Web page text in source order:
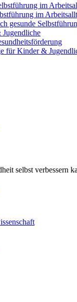
im
im
gesunde
für Kinder &
selbst verbessern